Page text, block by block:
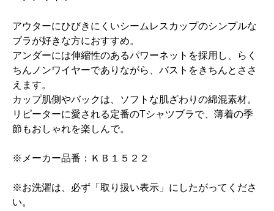
アウターにひびきにくいシームレスカップのシンプルな
ブラが好きな方におすすめ。
アンダーには伸縮性のあるパワーネットを採用し、らく
ちんノンワイヤーでありながら、バストをきちんとささ
えます。
カップ肌側やバックは、ソフトな肌ざわりの綿混素材。
リピーターに愛される定番のTシャツブラで、薄着の季
節もおしゃれを楽しんで。
※メーカー品番：ＫＢ１５２２
※お洗濯は、必ず「取り扱い表示」にしたがってくださ
い。